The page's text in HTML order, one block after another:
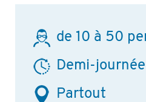
de 10 à 50
Demi-
Partout